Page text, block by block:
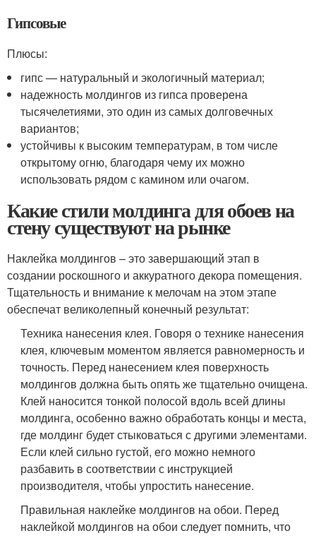
Гипсовые
Плюсы:
гипс — натуральный и экологичный материал;
надежность молдингов из гипса проверена
тысячелетиями, это один из самых долговечных
вариантов;
устойчивы к высоким температурам, в том числе
открытому огню, благодаря чему их можно
использовать рядом с камином или очагом.
Какие стили молдинга для обоев на
стену существуют на рынке
Наклейка молдингов – это завершающий этап в
создании роскошного и аккуратного декора помещения.
Тщательность и внимание к мелочам на этом этапе
обеспечат великолепный конечный результат:
Техника нанесения клея. Говоря о технике нанесения
клея, ключевым моментом является равномерность и
точность. Перед нанесением клея поверхность
молдингов должна быть опять же тщательно очищена.
Клей наносится тонкой полосой вдоль всей длины
молдинга, особенно важно обработать концы и места,
где молдинг будет стыковаться с другими элементами.
Если клей сильно густой, его можно немного
разбавить в соответствии с инструкцией
производителя, чтобы упростить нанесение.
Правильная наклейке молдингов на обои. Перед
наклейкой молдингов на обои следует помнить, что